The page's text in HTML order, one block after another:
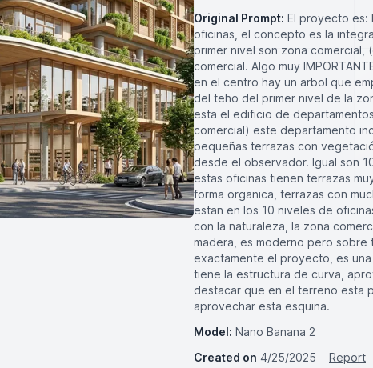
Original Prompt: El proyecto es:
oficinas, el concepto es la
primer nivel son zona comercial,
comercial. Algo muy
en el centro hay un arbol que
del teho del primer nivel de la
esta el edificio de
comercial) este departamento
pequeñas terrazas con
desde el observador. Igual son
estas oficinas tienen terrazas
forma organica, terrazas con
estan en los 10 niveles de
con la naturaleza, la zona
madera, es moderno pero sobre
exactamente el proyecto, es
tiene la estructura de curva,
destacar que en el terreno esta
aprovechar esta esquina.
Model: Nano Banana 2
Created on 4/25/2025
Report